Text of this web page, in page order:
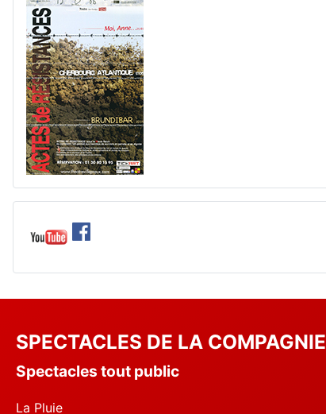
SPECTACLES DE LA COMPAGNIE
Spectacles tout public
La Pluie